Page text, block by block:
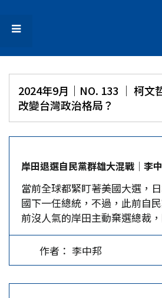
2024年9月｜NO. 133 │ 柯文
改變台灣政治格局？
岸田退選自民黨群雄大混戰│李
當前全球都緊盯著美國大選，
國下一任總統，不過，此前自
前沒人氣的岸田主動棄選總裁
散，有別於該黨傳統的競爭態
眾，應會是一場混戰。 民調低
沉悶的日本首相岸田文雄，8月
作者： 李中邦